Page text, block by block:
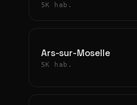
5K hab.
Ars-sur-Moselle
5K hab.